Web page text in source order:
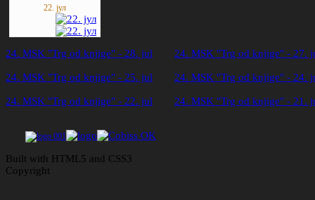
22. јул
24. MSK "Trg od knjige" - 28. jul 24. MSK "Trg od knjige" - 27.
24. MSK "Trg od knjige" - 25. jul 24. MSK "Trg od knjige" - 24.
24. MSK "Trg od knjige" - 22. jul 24. MSK "Trg od knjige" - 21.
Built with HTML5 and CSS3
Copyright